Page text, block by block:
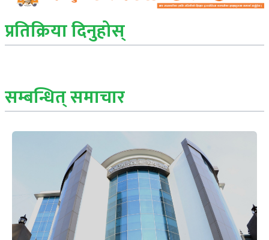
प्रतिक्रिया दिनुहोस्
सम्बन्धित् समाचार